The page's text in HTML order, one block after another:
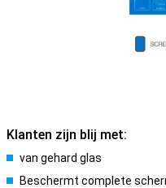
Klanten zijn blij met:
van gehard glas
Beschermt complete